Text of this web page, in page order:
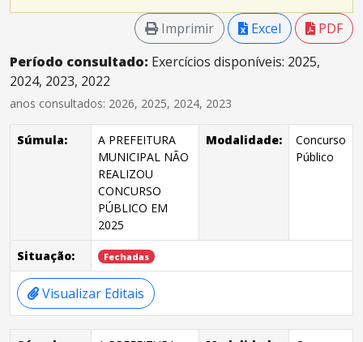
Imprimir Excel
PDF
Período consultado: Exercícios disponíveis: 2025,
2024, 2023, 2022
anos consultados: 2026, 2025, 2024, 2023
Súmula:
A PREFEITURA
MUNICIPAL NÃO
REALIZOU
CONCURSO
PÚBLICO EM
2025
Modalidade:
Concurso
Público
Situação: Fechadas
Visualizar Editais